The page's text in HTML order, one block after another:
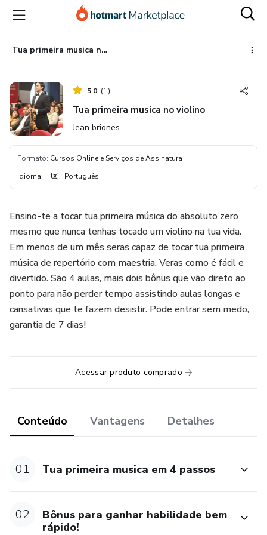
para
conteúdo
principal
para
pagamento
para
rodapé
Tua primeira musica no violino
5.0 (1)
Tua primeira musica no violino
Jean briones
Formato: Cursos Online e Serviços de Assinatura
Idioma: Português
Ensino-te a tocar tua primeira música do absoluto zero
mesmo que nunca tenhas tocado um violino na tua vida.
Em menos de um mês seras capaz de tocar tua primeira
música de repertório com maestria. Veras como é fácil e
divertido. São 4 aulas, mais dois bônus que vão direto ao
ponto para não perder tempo assistindo aulas longas e
cansativas que te fazem desistir. Pode entrar sem medo,
garantia de 7 dias!
Acessar produto comprado
Conteúdo Vantagens Detalhes
01 Tua primeira musica em 4 passos
02
Bônus para ganhar habilidade bem
rápido!